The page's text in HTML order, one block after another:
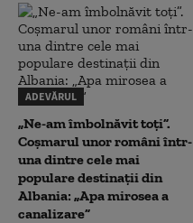
ADEVĂRUL
„Ne-am îmbolnăvit toți”.
Coșmarul unor români într-
una dintre cele mai
populare destinații din
Albania: „Apa mirosea a
canalizare”